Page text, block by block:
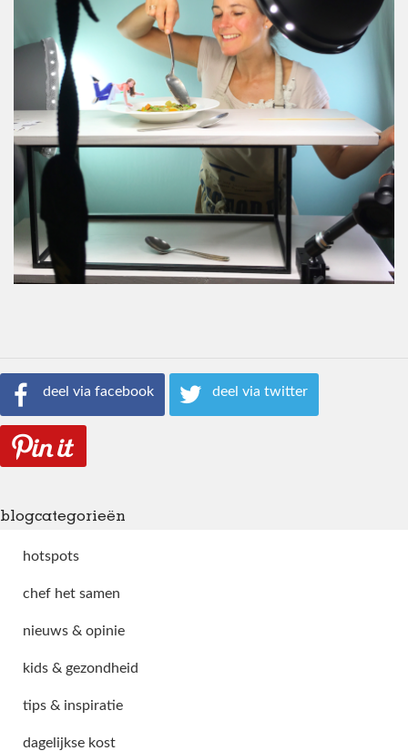
deel via facebook deel via twitter
blogcategorieën
hotspots
chef het samen
nieuws & opinie
kids & gezondheid
tips & inspiratie
dagelijkse kost